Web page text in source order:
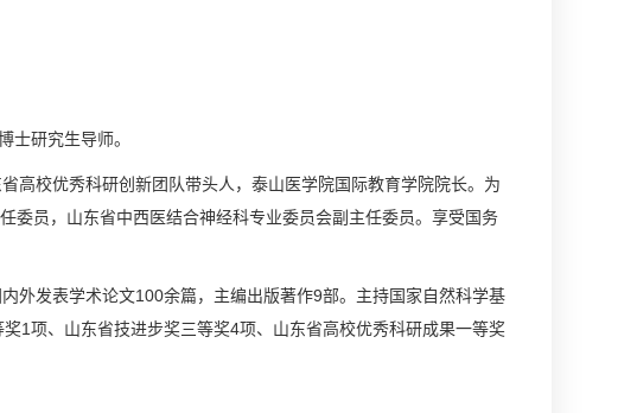
士研究生导师。
高校优秀科研创新团队带头人，泰山医学院国际教育学院院长。为
委员，山东省中西医结合神经科专业委员会副主任委员。享受国务
外发表学术论文100余篇，主编出版著作9部。主持国家自然科学基
1项、山东省技进步奖三等奖4项、山东省高校优秀科研成果一等奖